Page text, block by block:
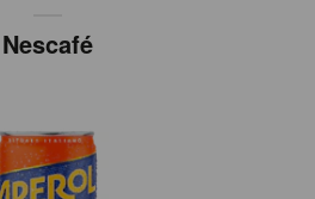
Nescafé